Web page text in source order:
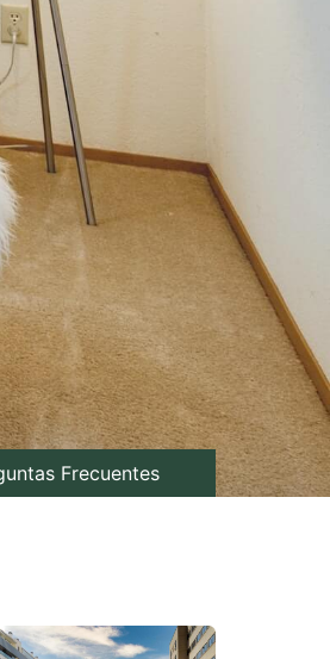
Frecuentes